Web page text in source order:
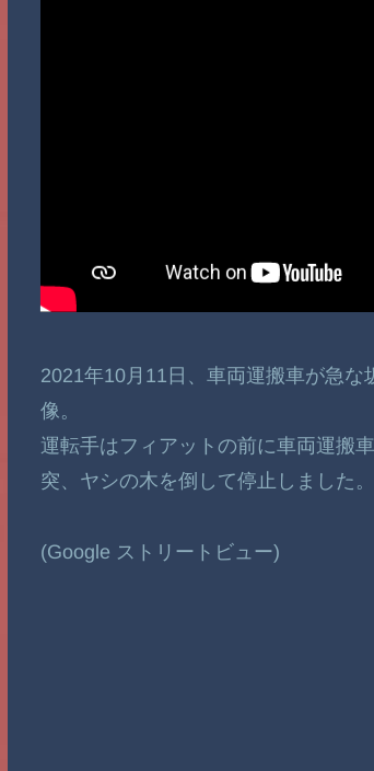
2021年10月11日、車両運搬車が急
像。
運転手はフィアットの前に車両運搬
突、ヤシの木を倒して停止しました
(Google ストリートビュー)